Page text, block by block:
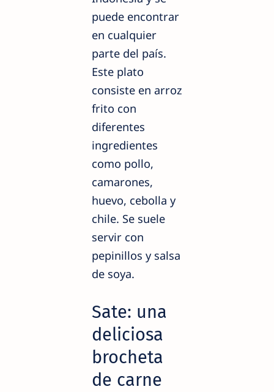
puede encontrar
en cualquier
parte del país.
Este plato
consiste en arroz
frito con
diferentes
ingredientes
como pollo,
camarones,
huevo, cebolla y
chile. Se suele
servir con
pepinillos y salsa
de soya.
Sate: una
deliciosa
brocheta
de carne